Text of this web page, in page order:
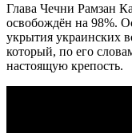
Глава Чечни Рамзан
освобождён на 98%.
укрытия украинских
который, по его
настоящую крепость.